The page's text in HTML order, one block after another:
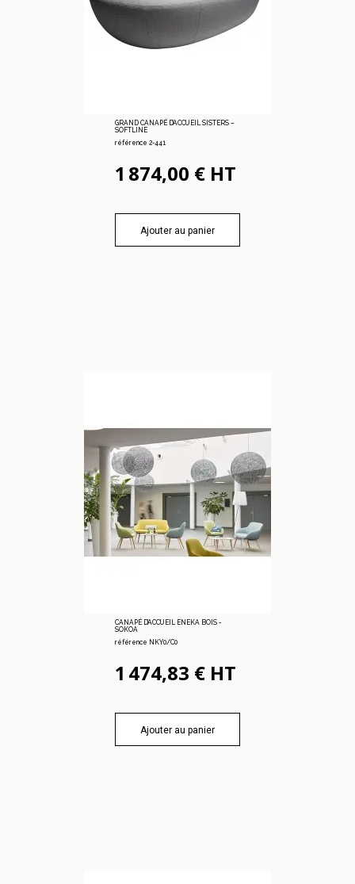
GRAND CANAPÉ D’ACCUEIL SISTERS –
SOFTLINE
référence 2-441
1 874,00 € HT
Ajouter au panier
CANAPÉ D’ACCUEIL ENEKA BOIS -
SOKOA
référence NKY0/C0
1 474,83 € HT
Ajouter au panier